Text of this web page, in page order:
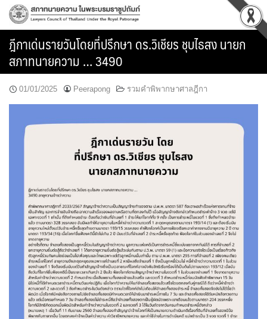
Skip
content
ฎีกาเด่นรายวันโดยที่ปรึกษา ดร.วิเชียร ชุบไธสง นายก
สภาทนายความ … 3490
01/01/2025 Peerapong รวมคำพิพากษาศาลฎีกา